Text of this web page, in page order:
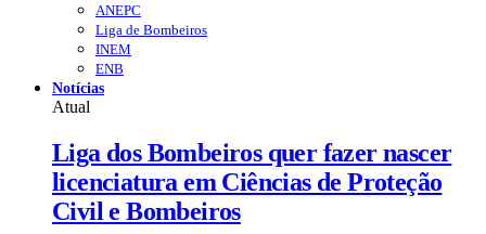
ANEPC
Liga de Bombeiros
INEM
ENB
Notícias
Atual
Liga dos Bombeiros quer fazer nascer
licenciatura em Ciências de Proteção
Civil e Bombeiros